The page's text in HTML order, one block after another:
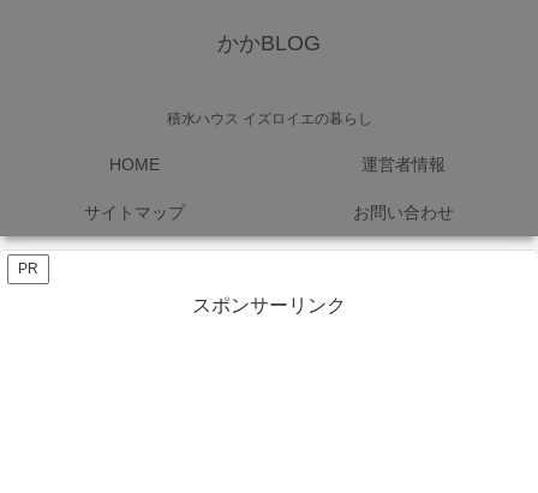
かかBLOG
積水ハウス イズロイエの暮らし
HOME 運営者情報
サイトマップ お問い合わせ
PR
スポンサーリンク